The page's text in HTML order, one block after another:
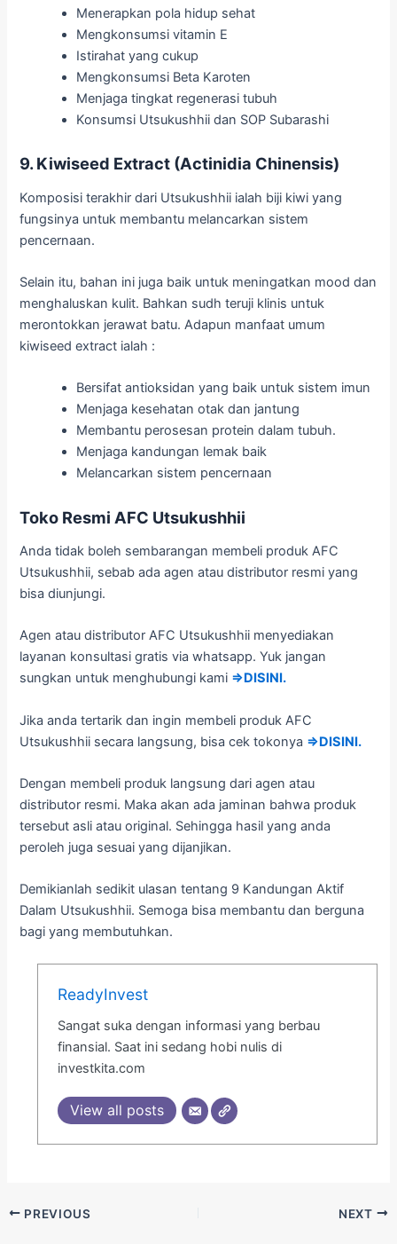
Menerapkan pola hidup sehat
Mengkonsumsi vitamin E
Istirahat yang cukup
Mengkonsumsi Beta Karoten
Menjaga tingkat regenerasi tubuh
Konsumsi Utsukushhii dan SOP Subarashi
9. Kiwiseed Extract (Actinidia Chinensis)
Komposisi terakhir dari Utsukushhii ialah biji kiwi yang
fungsinya untuk membantu melancarkan sistem
pencernaan.
Selain itu, bahan ini juga baik untuk meningatkan mood dan
menghaluskan kulit. Bahkan sudh teruji klinis untuk
merontokkan jerawat batu. Adapun manfaat umum
kiwiseed extract ialah :
Bersifat antioksidan yang baik untuk sistem imun
Menjaga kesehatan otak dan jantung
Membantu perosesan protein dalam tubuh.
Menjaga kandungan lemak baik
Melancarkan sistem pencernaan
Toko Resmi AFC Utsukushhii
Anda tidak boleh sembarangan membeli produk AFC
Utsukushhii, sebab ada agen atau distributor resmi yang
bisa diunjungi.
Agen atau distributor AFC Utsukushhii menyediakan
layanan konsultasi gratis via whatsapp. Yuk jangan
sungkan untuk menghubungi kami ⇒DISINI.
Jika anda tertarik dan ingin membeli produk AFC
Utsukushhii secara langsung, bisa cek tokonya ⇒DISINI.
Dengan membeli produk langsung dari agen atau
distributor resmi. Maka akan ada jaminan bahwa produk
tersebut asli atau original. Sehingga hasil yang anda
peroleh juga sesuai yang dijanjikan.
Demikianlah sedikit ulasan tentang 9 Kandungan Aktif
Dalam Utsukushhii. Semoga bisa membantu dan berguna
bagi yang membutuhkan.
ReadyInvest
Sangat suka dengan informasi yang berbau
finansial. Saat ini sedang hobi nulis di
investkita.com
View all posts
PREVIOUS NEXT